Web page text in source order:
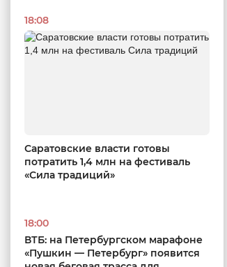
18:08
Саратовские власти готовы
потратить 1,4 млн на фестиваль
«Сила традиций»
18:00
ВТБ: на Петербургском марафоне
«Пушкин — Петербург» появится